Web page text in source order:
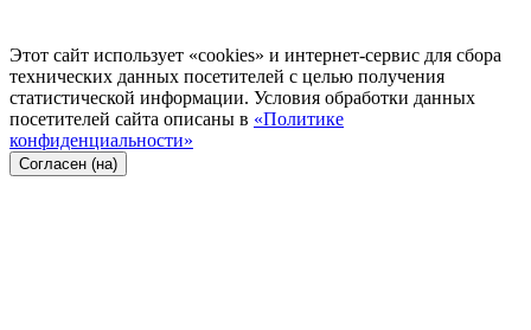
Этот сайт использует «cookies» и интернет-сервис для сбора
технических данных посетителей с целью получения
статистической информации. Условия обработки данных
посетителей сайта описаны в «Политике
конфиденциальности»
Согласен (на)